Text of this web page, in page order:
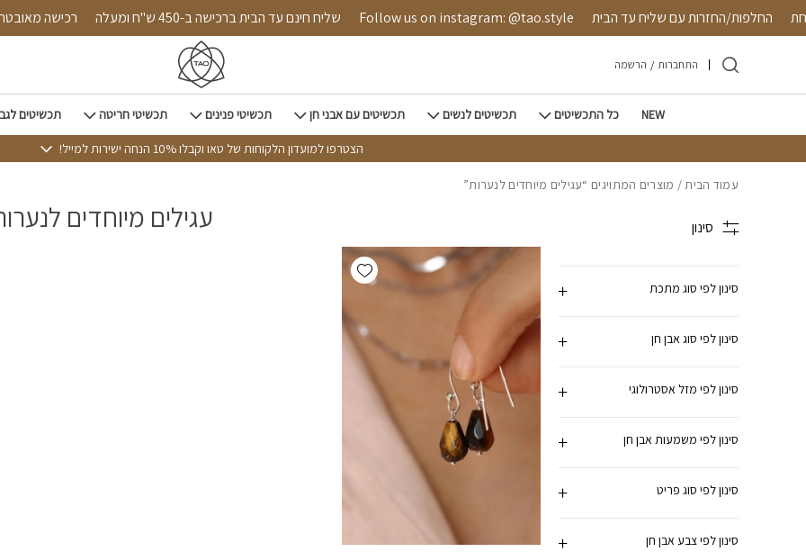
Skip to Contentהחלפות/החזרות עם שליח עד הבית Follow us on instagram: @tao.style שליח חינם עד הבית ברכישה ב-450 ש"ח ומעלה רכישה
התחברות / הרשמה
NEW כל התכשיטים תכשיטים לנשים תכשיטים עם אבני חן תכשיטי פנינים תכשיטי חריטה תכשיטים
הצטרפו למועדון הלקוחות של טאו וקבלו 10% הנחה ישירות למייל!
עמוד הבית/ מוצרים המתויגים “עגילים מיוחדים לנערות”
עגילים מיוחדים סינון
סינון לפי סוג מתכת
סינון לפי סוג אבן חן
סינון לפי מזל אסטרולוגי
סינון לפי משמעות אבן חן
סינון לפי סוג פריט
סינון לפי צבע אבן חן
Add wishlist
בחזרה למעלה